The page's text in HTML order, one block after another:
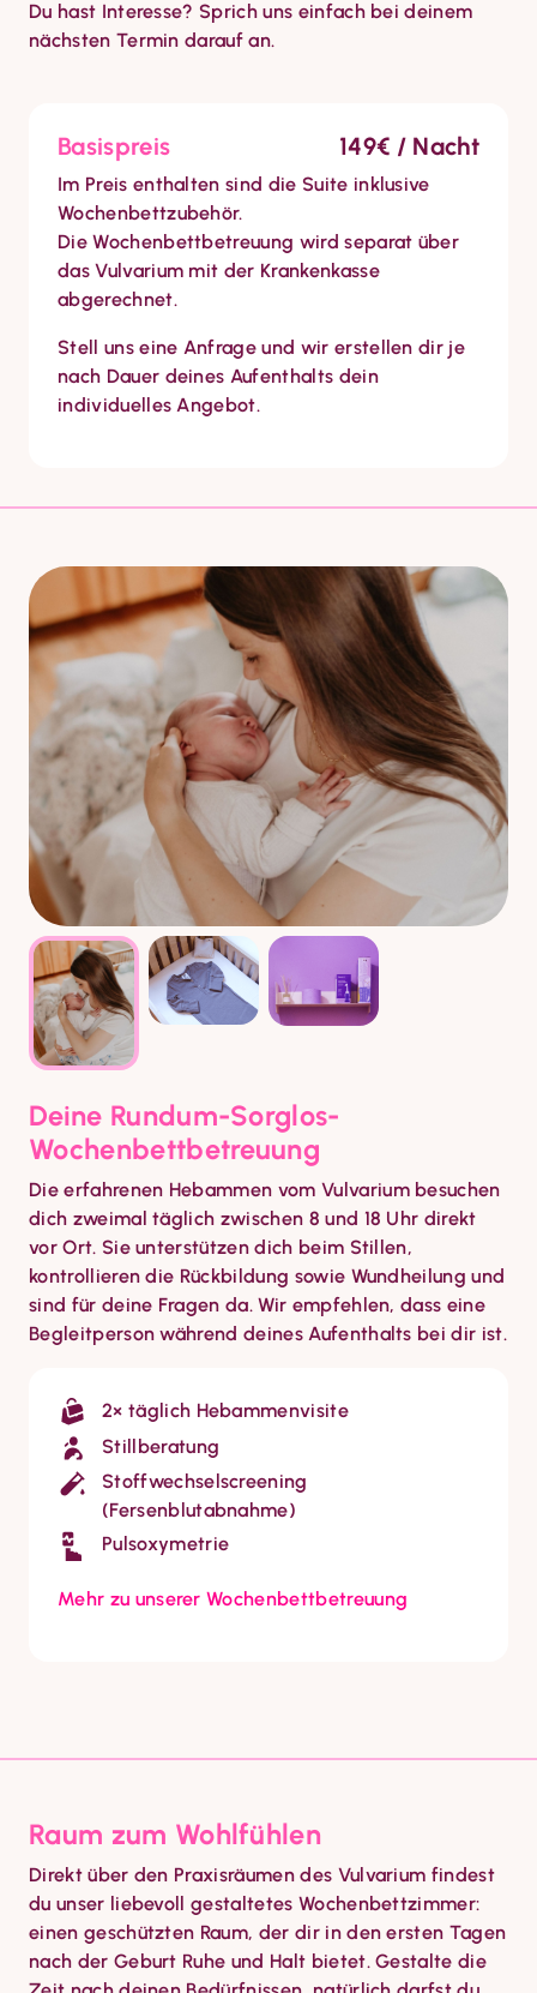
Du hast Interesse? Sprich uns einfach bei deinem
nächsten Termin darauf an.
Basispreis 149€ / Nacht
Im Preis enthalten sind die Suite inklusive
Wochenbettzubehör.
Die Wochenbettbetreuung wird separat über
das Vulvarium mit der Krankenkasse
abgerechnet.
Stell uns eine Anfrage und wir erstellen dir je
nach Dauer deines Aufenthalts dein
individuelles Angebot.
Deine Rundum-Sorglos-
Wochenbettbetreuung
Die erfahrenen Hebammen vom Vulvarium besuchen
dich zweimal täglich zwischen 8 und 18 Uhr direkt
vor Ort. Sie unterstützen dich beim Stillen,
kontrollieren die Rückbildung sowie Wundheilung und
sind für deine Fragen da. Wir empfehlen, dass eine
Begleitperson während deines Aufenthalts bei dir ist.
2× täglich Hebammenvisite
Stillberatung
Stoffwechselscreening
(Fersenblutabnahme)
Pulsoxymetrie
Mehr zu unserer Wochenbettbetreuung
Raum zum Wohlfühlen
Direkt über den Praxisräumen des Vulvarium findest
du unser liebevoll gestaltetes Wochenbettzimmer:
einen geschützten Raum, der dir in den ersten Tagen
nach der Geburt Ruhe und Halt bietet. Gestalte die